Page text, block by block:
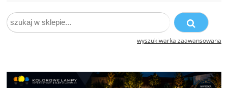
wyszukiwarka zaawansowana